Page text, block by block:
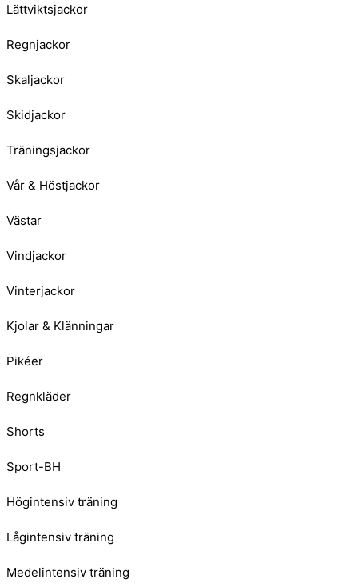
Lättviktsjackor
Regnjackor
Skaljackor
Skidjackor
Träningsjackor
Vår & Höstjackor
Västar
Vindjackor
Vinterjackor
Kjolar & Klänningar
Pikéer
Regnkläder
Shorts
Sport-BH
Högintensiv träning
Lågintensiv träning
Medelintensiv träning